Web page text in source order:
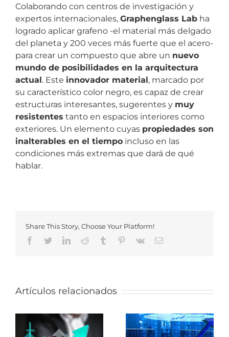
Colaborando con centros de investigación y
expertos internacionales, Graphenglass Lab ha
logrado aplicar grafeno -el material más delgado
del planeta y 200 veces más fuerte que el acero-
para crear un compuesto que abre un nuevo
mundo de posibilidades en la arquitectura
actual. Este innovador material, marcado por
su característico color negro, es capaz de crear
estructuras interesantes, sugerentes y muy
resistentes tanto en espacios interiores como
exteriores. Un elemento cuyas propiedades son
inalterables en el tiempo incluso en las
condiciones más extremas que dará de qué
hablar.
Share This Story, Choose Your Platform!
Facebook
TwitterLinkedInReddit Tumblr Pinterest
Vk Email
Artículos relacionados